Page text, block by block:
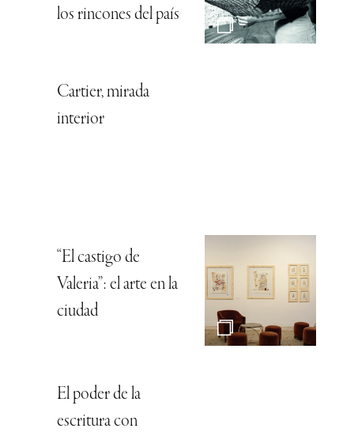
los rincones del país
Cartier, mirada
interior
“El castigo de
Valeria”: el arte en la
ciudad
El poder de la
escritura con